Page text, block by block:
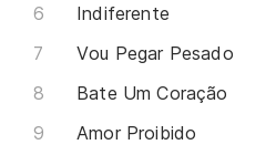
Indiferente
Vou Pegar Pesado
Bate Um Coração
Amor Proibido